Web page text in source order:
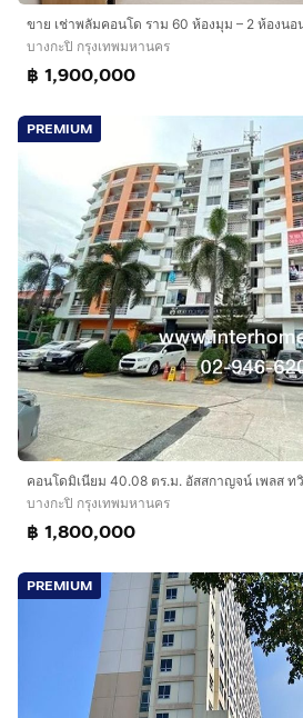
บางกะปิ กรุงเทพมหานคร
฿ 1,900,000
PREMIUM
บางกะปิ กรุงเทพมหานคร
฿ 1,800,000
PREMIUM